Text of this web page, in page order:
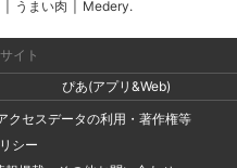
うまい肉 Medery.
イト
ぴあ(アプリ&Web)
クセスデータの利用・著作権等
シー